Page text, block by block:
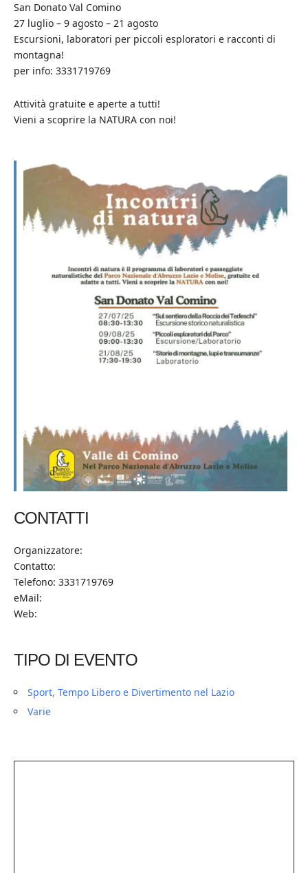
San Donato Val Comino
27 luglio – 9 agosto – 21 agosto
Escursioni, laboratori per piccoli esploratori e racconti di
montagna!
per info: 3331719769
Attività gratuite e aperte a tutti!
Vieni a scoprire la NATURA con noi!
CONTATTI
Organizzatore:
Contatto:
Telefono: 3331719769
eMail:
Web:
TIPO DI EVENTO
Sport, Tempo Libero e Divertimento nel Lazio
Varie